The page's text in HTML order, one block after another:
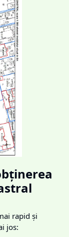
rapid și
jos: